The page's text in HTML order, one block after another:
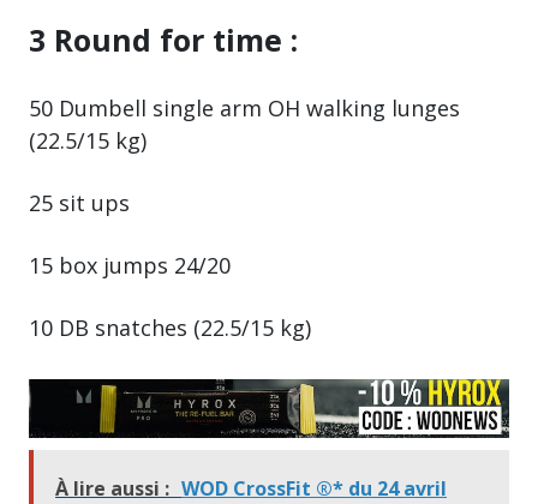
3 Round for time :
50 Dumbell single arm OH walking lunges
(22.5/15 kg)
25 sit ups
15 box jumps 24/20
10 DB snatches (22.5/15 kg)
À lire aussi : WOD CrossFit ®* du 24 avril